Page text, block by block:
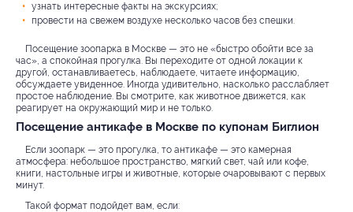
узнать интересные факты на экскурсиях;
провести на свежем воздухе несколько часов без спешки.
Посещение зоопарка в Москве — это не «быстро обойти все за
час», а спокойная прогулка. Вы переходите от одной локации к
другой, останавливаетесь, наблюдаете, читаете информацию,
обсуждаете увиденное. Иногда удивительно, насколько расслабляет
простое наблюдение. Вы смотрите, как животное движется, как
реагирует на окружающий мир и не только.
Посещение антикафе в Москве по купонам Биглион
Если зоопарк — это прогулка, то антикафе — это камерная
атмосфера: небольшое пространство, мягкий свет, чай или кофе,
книги, настольные игры и животные, которые очаровывают с первых
минут.
Такой формат подойдет вам, если: